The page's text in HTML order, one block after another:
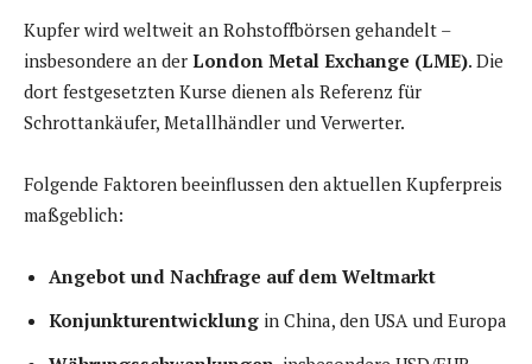
Kupfer wird weltweit an Rohstoffbörsen gehandelt –
insbesondere an der London Metal Exchange (LME). Die
dort festgesetzten Kurse dienen als Referenz für
Schrottankäufer, Metallhändler und Verwerter.
Folgende Faktoren beeinflussen den aktuellen Kupferpreis
maßgeblich:
Angebot und Nachfrage auf dem Weltmarkt
Konjunkturentwicklung in China, den USA und Europa